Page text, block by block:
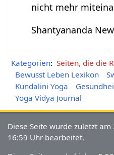
nicht mehr
Shantyananda
Kategorien: Seiten, die die
Bewusst Leben Lexikon
Kundalini Yoga
Yoga Vidya Journal
Diese Seite wurde zuletzt am
16:59 Uhr bearbeitet.